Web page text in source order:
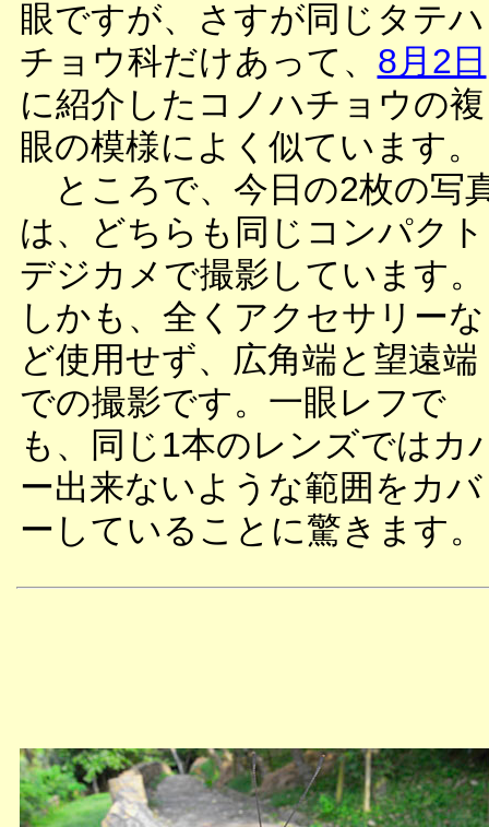
眼ですが、さすが同じタテハ
チョウ科だけあって、 8月2日
に紹介したコノハチョウの複
眼の模様によく似ています。
ところで、今日の2枚の写
は、どちらも同じコンパクト
デジカメで撮影しています。
しかも、全くアクセサリーな
ど使用せず、広角端と望遠端
での撮影です。一眼レフで
も、同じ1本のレンズではカ
ー出来ないような範囲をカバ
ーしていることに驚きます。